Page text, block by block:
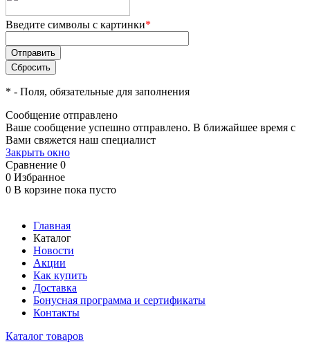
Введите символы с картинки*
* - Поля, обязательные для заполнения
Сообщение отправлено
Ваше сообщение успешно отправлено. В ближайшее время с
Вами свяжется наш специалист
Закрыть окно
Сравнение 0
0 Избранное
0 В корзине пока пусто
Главная
Каталог
Новости
Акции
Как купить
Доставка
Бонусная программа и сертификаты
Контакты
Каталог товаров